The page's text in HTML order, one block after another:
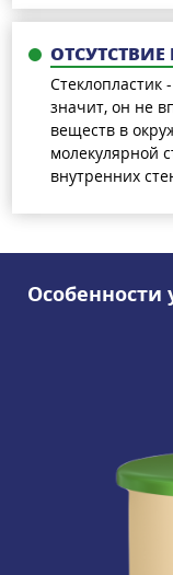
Стеклопластик
значит, он не
веществ в
молекулярной
внутренних
Особенности